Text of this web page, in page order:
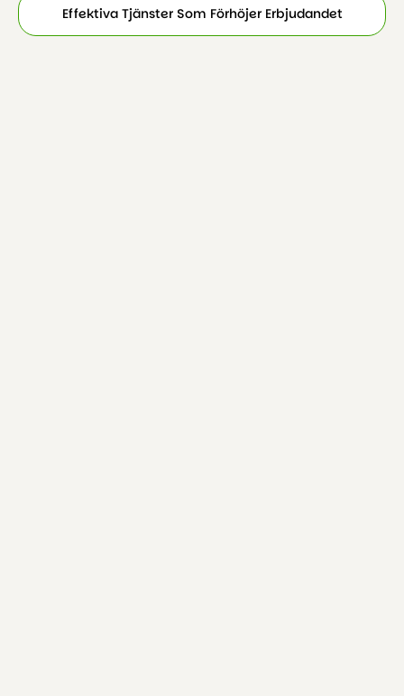
Effektiva Tjänster Som Förhöjer Erbjudandet